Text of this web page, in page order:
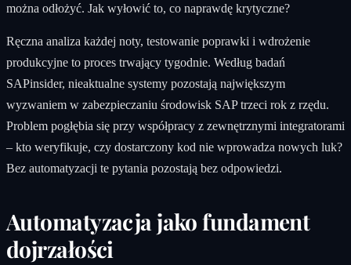
można odłożyć. Jak wyłowić to, co naprawdę krytyczne?
Ręczna analiza każdej noty, testowanie poprawki i wdrożenie
produkcyjne to proces trwający tygodnie. Według badań
SAPinsider, nieaktualne systemy pozostają największym
wyzwaniem w zabezpieczaniu środowisk SAP trzeci rok z rzędu.
Problem pogłębia się przy współpracy z zewnętrznymi integratorami
– kto weryfikuje, czy dostarczony kod nie wprowadza nowych luk?
Bez automatyzacji te pytania pozostają bez odpowiedzi.
Automatyzacja jako fundament
dojrzałości